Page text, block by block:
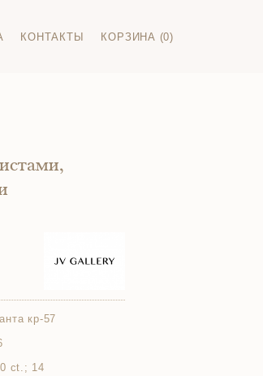
КОНТАКТЫ КОРЗИНА (0)
кр-57
ct.; 14